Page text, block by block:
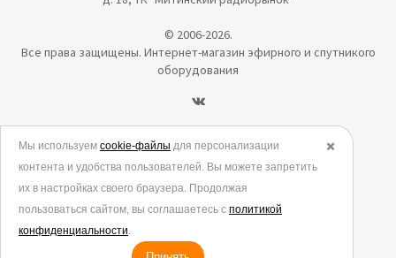
© 2006-2026.
Все права защищены. Интернет-магазин эфирного и спутникого
оборудования
Политика в отношении обработки персональных данных
Согласие на обработку персональных данных
Согласие на обработку данных метрическими программами
Политика использования cookies
✖️
Мы используем cookie-файлы для персонализации
контента и удобства пользователей. Вы можете запретить
их в настройках своего браузера. Продолжая
пользоваться сайтом, вы соглашаетесь с политикой
конфиденциальности.